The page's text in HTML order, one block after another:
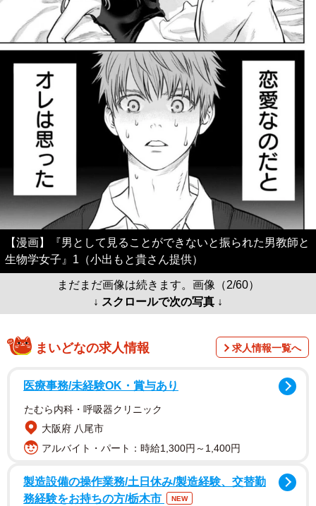
【漫画】『男として見ることができないと振られた男教師と
生物学女子』1（小出もと貴さん提供）
まだまだ画像は続きます。画像（2/60）
↓ スクロールで次の写真 ↓
まいどなの求人情報 求人情報一覧へ
医療事務/未経験OK・賞与あり
たむら内科・呼吸器クリニック
大阪府 八尾市
アルバイト・パート：時給1,300円～1,400円
製造設備の操作業務/土日休み/製造経験、交替勤
務経験をお持ちの方/栃木市
NEW